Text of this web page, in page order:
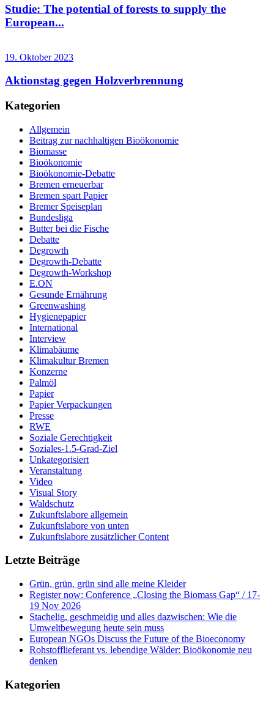
Studie: The potential of forests to supply the
European...
19. Oktober 2023
Aktionstag gegen Holzverbrennung
Kategorien
Allgemein
Beitrag zur nachhaltigen Bioökonomie
Biomasse
Bioökonomie
Bioökonomie-Debatte
Bremen erneuerbar
Bremen spart Papier
Bremer Speiseplan
Bundesliga
Butter bei die Fische
Debatte
Degrowth
Degrowth-Debatte
Degrowth-Workshop
E.ON
Gesunde Ernährung
Greenwashing
Hygienepapier
International
Interview
Klimabäume
Klimakultur Bremen
Konzerne
Palmöl
Papier
Papier Verpackungen
Presse
RWE
Soziale Gerechtigkeit
Soziales-1.5-Grad-Ziel
Unkategorisiert
Veranstaltung
Video
Visual Story
Waldschutz
Zukunftslabore allgemein
Zukunftslabore von unten
Zukunftslabore zusätzlicher Content
Letzte Beiträge
Grün, grün, grün sind alle meine Kleider
Register now: Conference „Closing the Biomass Gap“ / 17-
19 Nov 2026
Stachelig, geschmeidig und alles dazwischen: Wie die
Umweltbewegung heute sein muss
European NGOs Discuss the Future of the Bioeconomy
Rohstofflieferant vs. lebendige Wälder: Bioökonomie neu
denken
Kategorien